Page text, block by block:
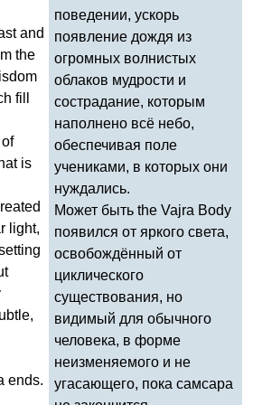
and
the
fill
of
is
light,
,
ends.
поведении, ускорь
появление дождя из
огромных волнистых
облаков мудрости и
сострадание, которым
наполнено всё небо,
обеспечивая поле
учениками, в которых они
нуждались.
Может быть the Vajra Body
появился от яркого света,
освобождённый от
циклического
существования, но
видимый для обычного
человека, в форме
неизменяемого и не
угасающего, пока самсара